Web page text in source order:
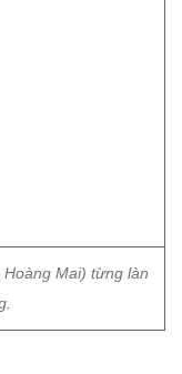
Mai) từng làn